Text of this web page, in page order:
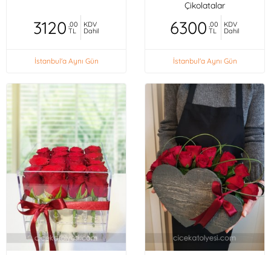
3120 ,00
TL
KDV
Dahil
İstanbul'a Aynı Gün
Çikolatalar
6300 ,00
TL
KDV
Dahil
İstanbul'a Aynı Gün